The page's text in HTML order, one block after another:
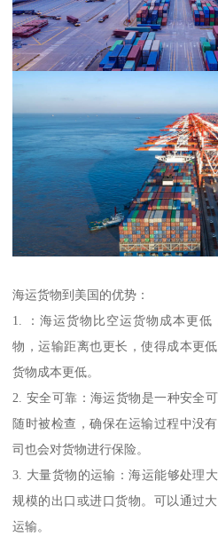
海运货物到美国的优势：
1. ：海运货物比空运货物成本更
物，运输距离也更长，使得成本更
货物成本更低。
2. 安全可靠：海运货物是一种安全
随时被检查，确保在运输过程中没
司也会对货物进行保险。
3. 大量货物的运输：海运能够处理
规模的出口或进口货物。可以通过
运输。